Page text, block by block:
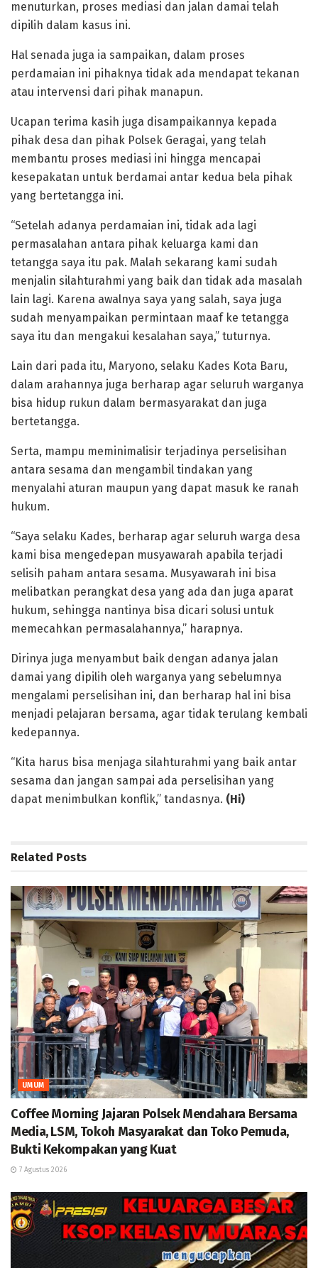
menuturkan, proses mediasi dan jalan damai telah
dipilih dalam kasus ini.
Hal senada juga ia sampaikan, dalam proses
perdamaian ini pihaknya tidak ada mendapat tekanan
atau intervensi dari pihak manapun.
Ucapan terima kasih juga disampaikannya kepada
pihak desa dan pihak Polsek Geragai, yang telah
membantu proses mediasi ini hingga mencapai
kesepakatan untuk berdamai antar kedua bela pihak
yang bertetangga ini.
“Setelah adanya perdamaian ini, tidak ada lagi
permasalahan antara pihak keluarga kami dan
tetangga saya itu pak. Malah sekarang kami sudah
menjalin silahturahmi yang baik dan tidak ada masalah
lain lagi. Karena awalnya saya yang salah, saya juga
sudah menyampaikan permintaan maaf ke tetangga
saya itu dan mengakui kesalahan saya,” tuturnya.
Lain dari pada itu, Maryono, selaku Kades Kota Baru,
dalam arahannya juga berharap agar seluruh warganya
bisa hidup rukun dalam bermasyarakat dan juga
bertetangga.
Serta, mampu meminimalisir terjadinya perselisihan
antara sesama dan mengambil tindakan yang
menyalahi aturan maupun yang dapat masuk ke ranah
hukum.
“Saya selaku Kades, berharap agar seluruh warga desa
kami bisa mengedepan musyawarah apabila terjadi
selisih paham antara sesama. Musyawarah ini bisa
melibatkan perangkat desa yang ada dan juga aparat
hukum, sehingga nantinya bisa dicari solusi untuk
memecahkan permasalahannya,” harapnya.
Dirinya juga menyambut baik dengan adanya jalan
damai yang dipilih oleh warganya yang sebelumnya
mengalami perselisihan ini, dan berharap hal ini bisa
menjadi pelajaran bersama, agar tidak terulang kembali
kedepannya.
“Kita harus bisa menjaga silahturahmi yang baik antar
sesama dan jangan sampai ada perselisihan yang
dapat menimbulkan konflik,” tandasnya. (Hi)
Related Posts
UMUM
Coffee Morning Jajaran Polsek Mendahara Bersama
Media, LSM, Tokoh Masyarakat dan Toko Pemuda,
Bukti Kekompakan yang Kuat
7 Agustus 2026